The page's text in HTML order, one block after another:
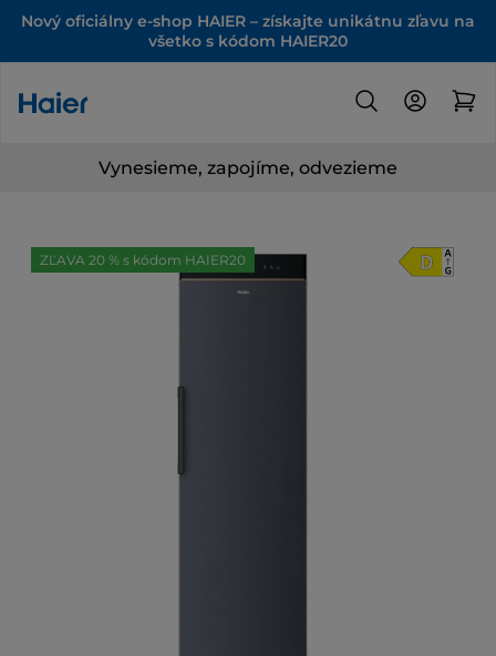
Nový oficiálny e-shop HAIER – získajte unikátnu zľavu na
všetko s kódom HAIER20
Vynesieme, zapojíme, odvezieme
ZĽAVA 20 % s kódom HAIER20